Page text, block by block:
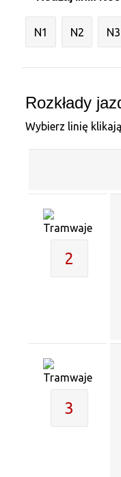
N1 N2 N3
Rozkłady
Wybierz linię
2
3